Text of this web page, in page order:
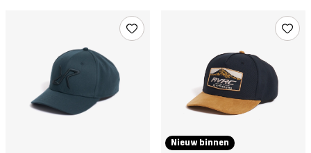
Nieuw binnen